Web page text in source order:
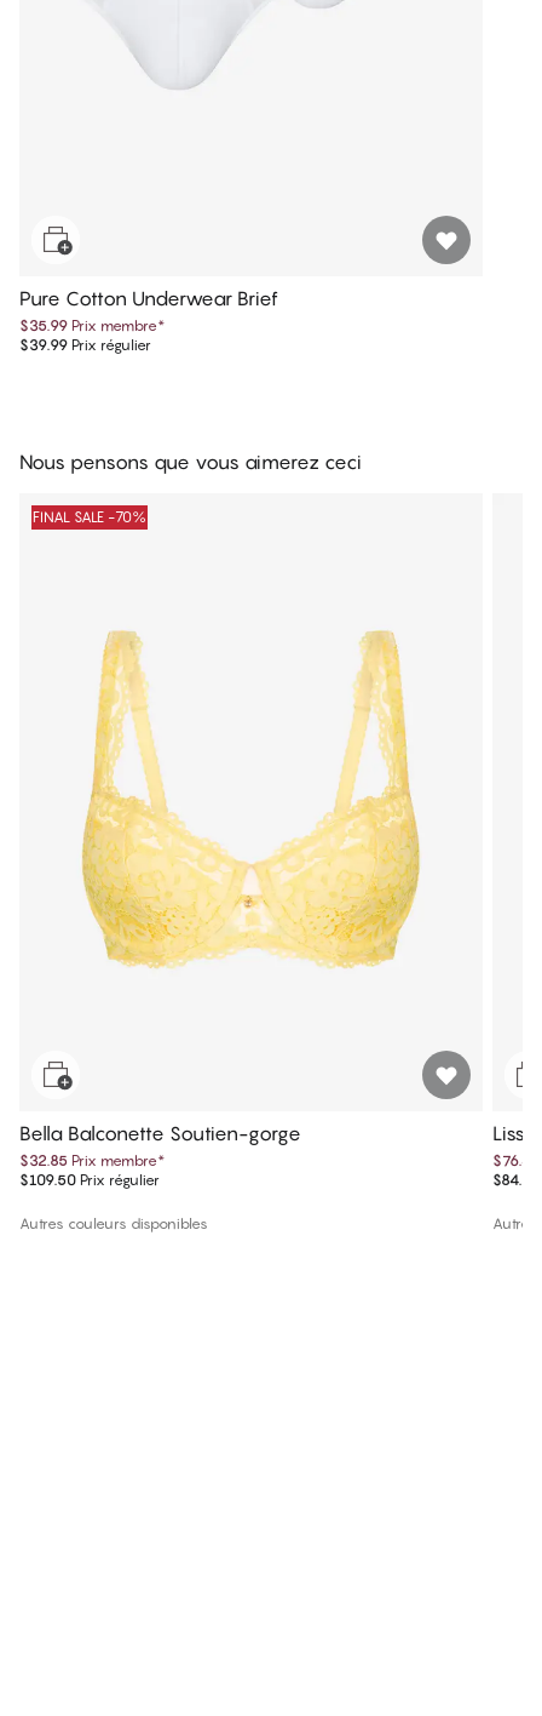
Pure Cotton Underwear Brief
$35.99 Prix membre*
$39.99 Prix régulier
Nous pensons que vous aimerez ceci
FINAL SALE -70%
Bella Balconette Soutien-gorge
$32.85 Prix membre*
$109.50 Prix régulier
Autres couleurs disponibles
Lissi
$76.49
$84.99
Autres